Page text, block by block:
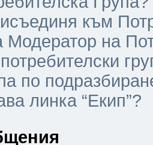
към
Модератор на
по
линка “Екип”?